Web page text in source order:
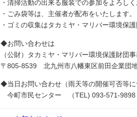
・清掃活動の出来る服装での参加をよろしく
・ごみ袋等は、主催者が配布をいたします。
・ゴミの収集はタカミヤ・マリバー環境保
◆お問い合わせは
（公財）タカミヤ・マリバー環境保護財団
〒805-8539 北九州市八幡東区前田企業
◆当日お問い合わせ（雨天等の開催可否等に
今町市民センター （TEL) 093-571-9898